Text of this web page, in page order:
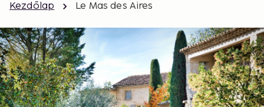
Kezdőlap Le Mas des Aires